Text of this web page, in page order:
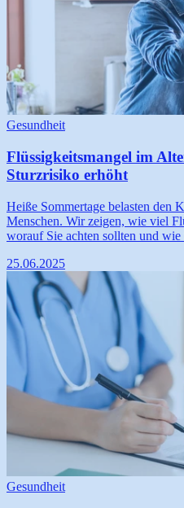
Gesundheit
Flüssigkeitsmangel im
Sturzrisiko erhöht
Heiße Sommertage belasten den
Menschen. Wir zeigen, wie viel
worauf Sie achten sollten und wie
25.06.2025
Gesundheit